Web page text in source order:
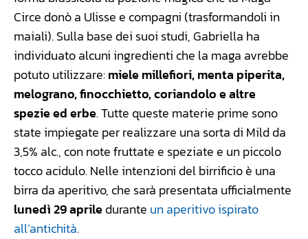
Circe donò a Ulisse e compagni (trasformandoli in
maiali). Sulla base dei suoi studi, Gabriella ha
individuato alcuni ingredienti che la maga avrebbe
potuto utilizzare:miele millefiori, menta piperita,
melograno, finocchietto, coriandolo e altre
spezie ed erbe. Tutte queste materie prime sono
state impiegate per realizzare una sorta di Mild da
3,5% alc., con note fruttate e speziate e un piccolo
tocco acidulo. Nelle intenzioni del birrificio è una
birra da aperitivo, che sarà presentata ufficialmente
lunedì 29 apriledurante un aperitivo ispirato
all’antichità.